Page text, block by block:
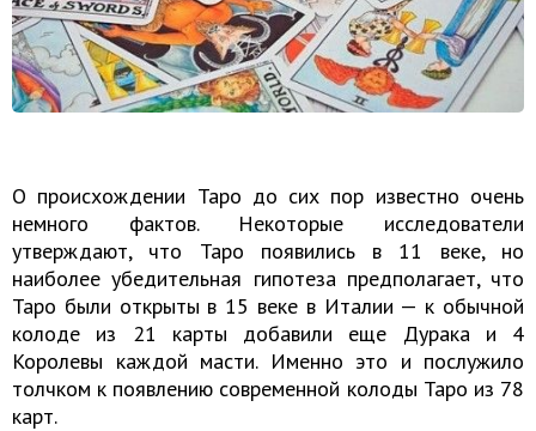
О происхождении Таро до сих пор известно очень
немного фактов. Некоторые исследователи
утверждают, что Таро появились в 11 веке, но
наиболее убедительная гипотеза предполагает, что
Таро были открыты в 15 веке в Италии — к обычной
колоде из 21 карты добавили еще Дурака и 4
Королевы каждой масти. Именно это и послужило
толчком к появлению современной колоды Таро из 78
карт.